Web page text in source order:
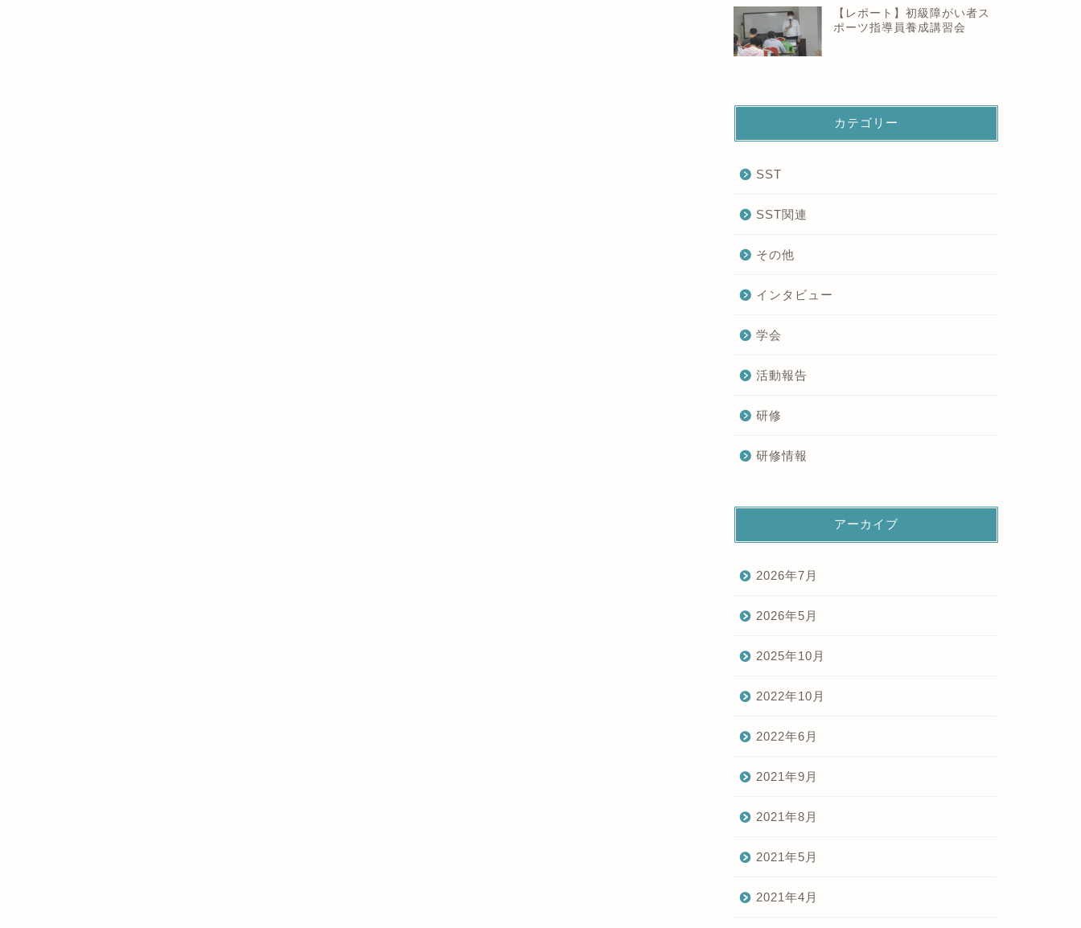
【レポート】初級障がい者ス
ポーツ指導員養成講習会
カテゴリー
SST
SST関連
その他
インタビュー
学会
活動報告
研修
研修情報
アーカイブ
2026年7月
2026年5月
2025年10月
2022年10月
2022年6月
2021年9月
2021年8月
2021年5月
2021年4月